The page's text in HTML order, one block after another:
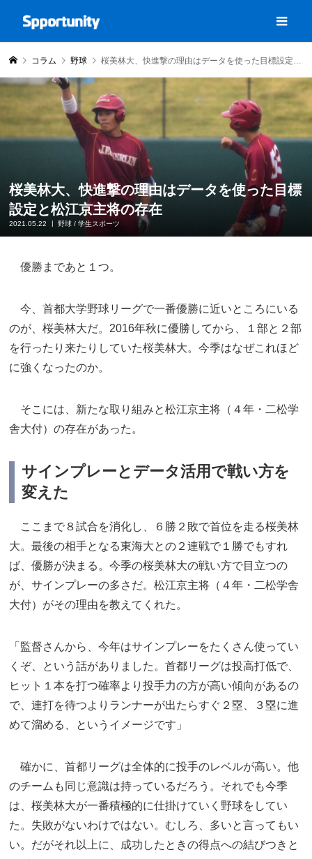
コラム 野球 桜美林大、快進撃の理由はデータを使った目標設定と松江京主将の存在
桜美林大、快進撃の理由はデータを使った目標
設定と松江京主将の存在
2021.05.22 野球 /学生スポーツ
優勝まであと１つ。
今、首都大学野球リーグで一番優勝に近いところにいる
のが、桜美林大だ。2016年秋に優勝してから、１部と２部
を行ったり来たりしていた桜美林大。今季はなぜこれほど
に強くなったのか。
そこには、新たな取り組みと松江京主将（４年・二松学
舎大付）の存在があった。
サインプレーとデータ活用で戦い方を
変えた
ここまで８試合を消化し、６勝２敗で首位を走る桜美林
大。最後の相手となる東海大との２連戦で１勝でもすれ
ば、優勝が決まる。今季の桜美林大の戦い方で目立つの
が、サインプレーの多さだ。松江京主将（４年・二松学舎
大付）がその理由を教えてくれた。
「監督さんから、今年はサインプレーをたくさん使ってい
くぞ、という話がありました。首都リーグは投高打低で、
ヒット１本を打つ確率より投手力の方が高い傾向があるの
で、連打を待つよりランナーが出たらすぐ２塁、３塁に進
めて溜める、というイメージです」
確かに、首都リーグは全体的に投手のレベルが高い。他
のチームも同じ意識は持っているだろう。それでも今季
は、桜美林大が一番積極的に仕掛けていく野球をしてい
た。失敗がないわけではない。むしろ、多いと言ってもい
い。だがそれ以上に、成功したときの得点への結びつきと